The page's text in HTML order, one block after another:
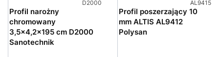
Kod produktu
D2000
Profil narożny
chromowany
3,5x4,2x195 cm D2000
Sanotechnik
Kod
AL9415
Profil poszerzający 10
mm ALTIS AL9412
Polysan